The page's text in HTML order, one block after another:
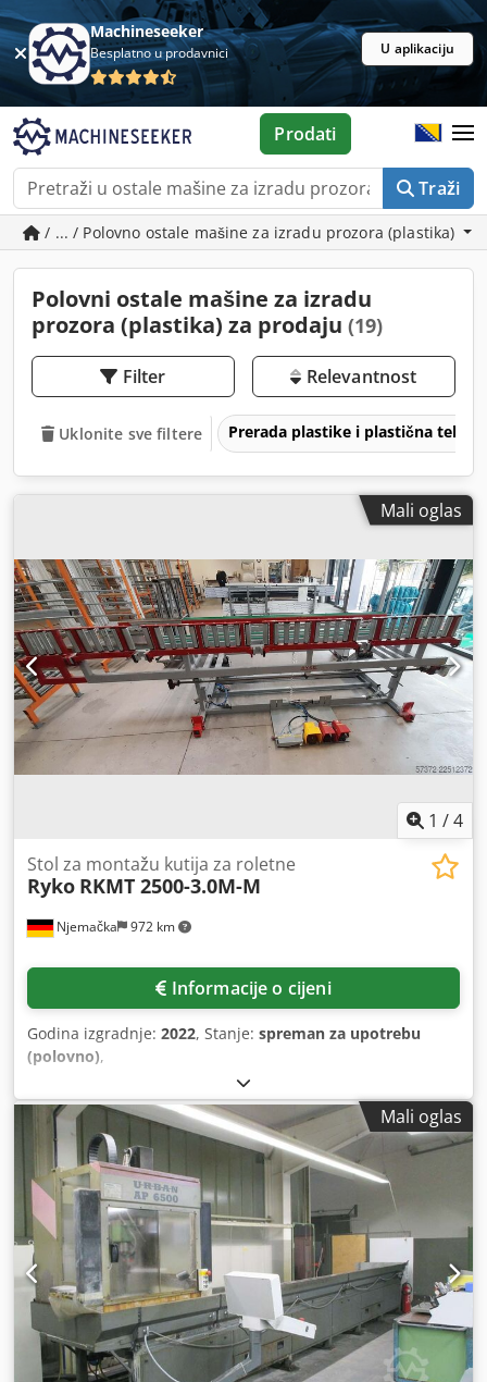
Machineseeker
Besplatno u prodavnici U aplikaciju
Traži
Prodati
/ ... / Polovno ostale mašine za izradu prozora (plastika)
Polovni ostale mašine za izradu
prozora (plastika) za prodaju (19)
Filter Relevantnost
Uklonite sve filtere Prerada plastike i plastična
Mali oglas
1 /4
Njemačka 972 km
Stol za montažu kutija za roletne
Ryko RKMT 2500-3.0M-M
Informacije o cijeni
Godina izgradnje: 2022, Stanje: spreman za upotrebu
(polovno),
Mali oglas